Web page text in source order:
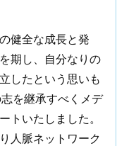
健全な成長と発
期し、自分なりの
したという思いも
を継承すべくメデ
トいたしました。
人脈ネットワーク